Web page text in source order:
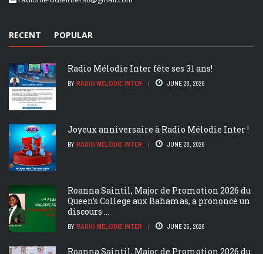
RECENT POPULAR
Radio Mélodie Inter fête ses 31 ans!
BY RADIO MÉLODIE INTER JUNE 28, 2026
Joyeux anniversaire à Radio Mélodie Inter !
BY RADIO MÉLODIE INTER JUNE 28, 2026
Roanna Saintil, Major de Promotion 2026 du
Queen’s College aux Bahamas, a prononcé un
discours ...
BY RADIO MÉLODIE INTER JUNE 25, 2026
Roanna Saintil, Major de Promotion 2026 du